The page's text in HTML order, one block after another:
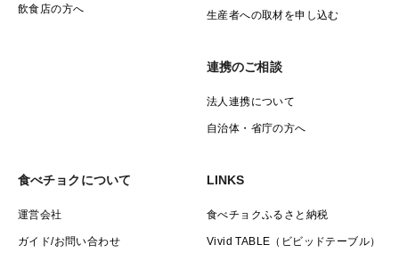
飲食店の方へ 生産者への取材を申し込む
連携のご相談
法人連携について
自治体・省庁の方へ
食べチョクについて
運営会社
ガイド/お問い合わせ
LINKS
食べチョクふるさと納税
Vivid TABLE（ビビッドテーブル）